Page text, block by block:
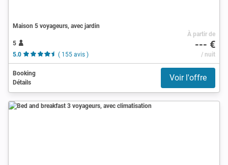
Maison 5 voyageurs, avec jardin
5
5.0
( 155 avis )
À partir de
--- €
/ nuit
Booking
Détails
Voir l'offre